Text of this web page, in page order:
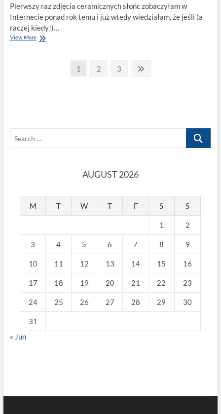
Pierwszy raz zdjęcia ceramicznych słońc zobaczyłam w
Internecie ponad rok temu i już wtedy wiedziałam, że jeśli (a
raczej kiedy!)…
View MoreDom
Page
1 Page
2 Page
3
Next
Search
AUGUST 2026
M T W T F S S
1 2
3 4 5 6 7 8 9
10 11 12 13 14 15 16
17 18 19 20 21 22 23
24 25 26 27 28 29 30
31
« Jun